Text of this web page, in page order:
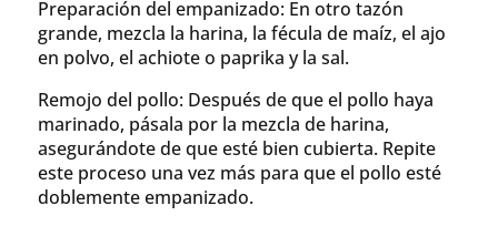
Preparación del empanizado: En otro tazón
grande, mezcla la harina, la fécula de maíz, el ajo
en polvo, el achiote o paprika y la sal.
Remojo del pollo: Después de que el pollo haya
marinado, pásala por la mezcla de harina,
asegurándote de que esté bien cubierta. Repite
este proceso una vez más para que el pollo esté
doblemente empanizado.